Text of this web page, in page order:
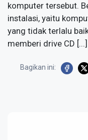
komputer tersebut.
instalasi, yaitu
yang tidak terlalu
memberi drive CD [...]
Bagikan ini: